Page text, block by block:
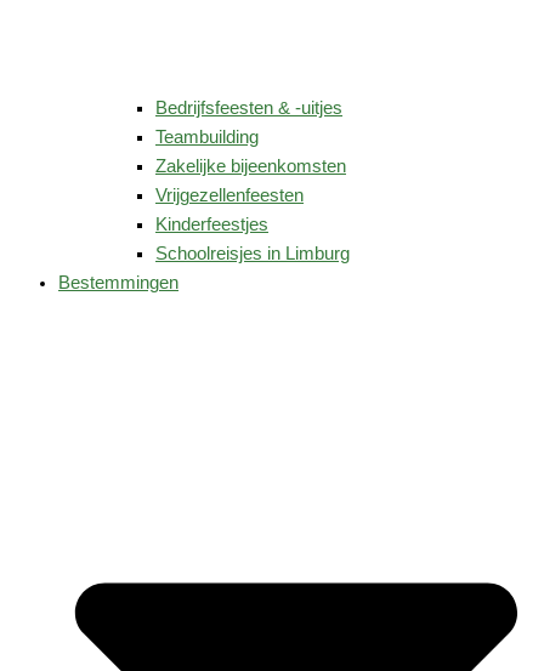
Bedrijfsfeesten & -uitjes
Teambuilding
Zakelijke bijeenkomsten
Vrijgezellenfeesten
Kinderfeestjes
Schoolreisjes in Limburg
Bestemmingen